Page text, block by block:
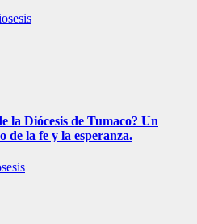
la Diócesis de Tumaco? Un
de la fe y la esperanza.